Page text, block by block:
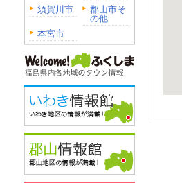
須賀川市
郡山市そ
の他
本宮市